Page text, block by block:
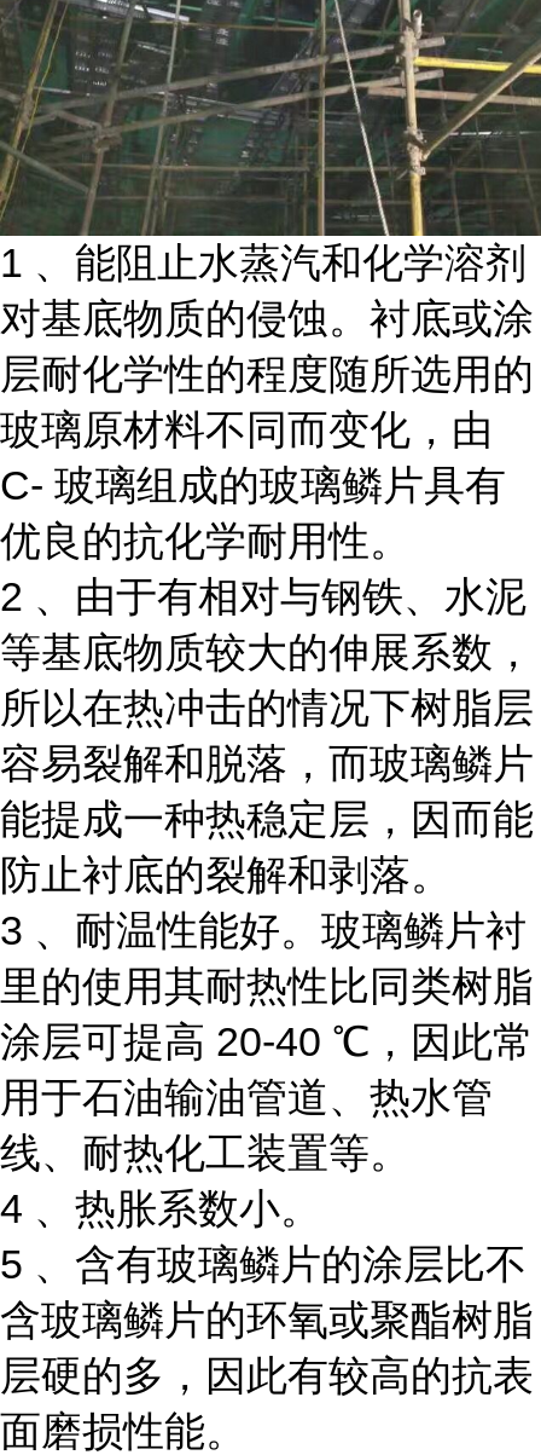
1 、能阻止水蒸汽和化学溶剂
对基底物质的侵蚀。衬底或涂
层耐化学性的程度随所选用的
玻璃原材料不同而变化，由
C- 玻璃组成的玻璃鳞片具有
优良的抗化学耐用性。
2 、由于有相对与钢铁、水泥
等基底物质较大的伸展系数，
所以在热冲击的情况下树脂层
容易裂解和脱落，而玻璃鳞片
能提成一种热稳定层，因而能
防止衬底的裂解和剥落。
3 、耐温性能好。玻璃鳞片衬
里的使用其耐热性比同类树脂
涂层可提高 20-40 ℃，因此常
用于石油输油管道、热水管
线、耐热化工装置等。
4 、热胀系数小。
5 、含有玻璃鳞片的涂层比不
含玻璃鳞片的环氧或聚酯树脂
层硬的多，因此有较高的抗表
面磨损性能。